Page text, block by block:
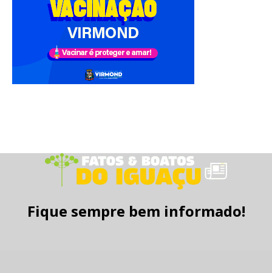
Fique sempre bem informado!